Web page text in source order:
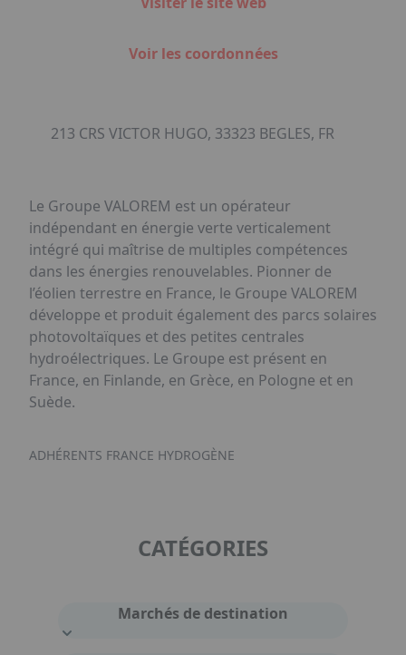
Voir les coordonnées
213 CRS VICTOR HUGO, 33323 BEGLES, FR
Le Groupe VALOREM est un opérateur
indépendant en énergie verte verticalement
intégré qui maîtrise de multiples compétences
dans les énergies renouvelables. Pionner de
l’éolien terrestre en France, le Groupe VALOREM
développe et produit également des parcs solaires
photovoltaïques et des petites centrales
hydroélectriques. Le Groupe est présent en
France, en Finlande, en Grèce, en Pologne et en
Suède.
ADHÉRENTS FRANCE HYDROGÈNE
CATÉGORIES
Marchés de destination